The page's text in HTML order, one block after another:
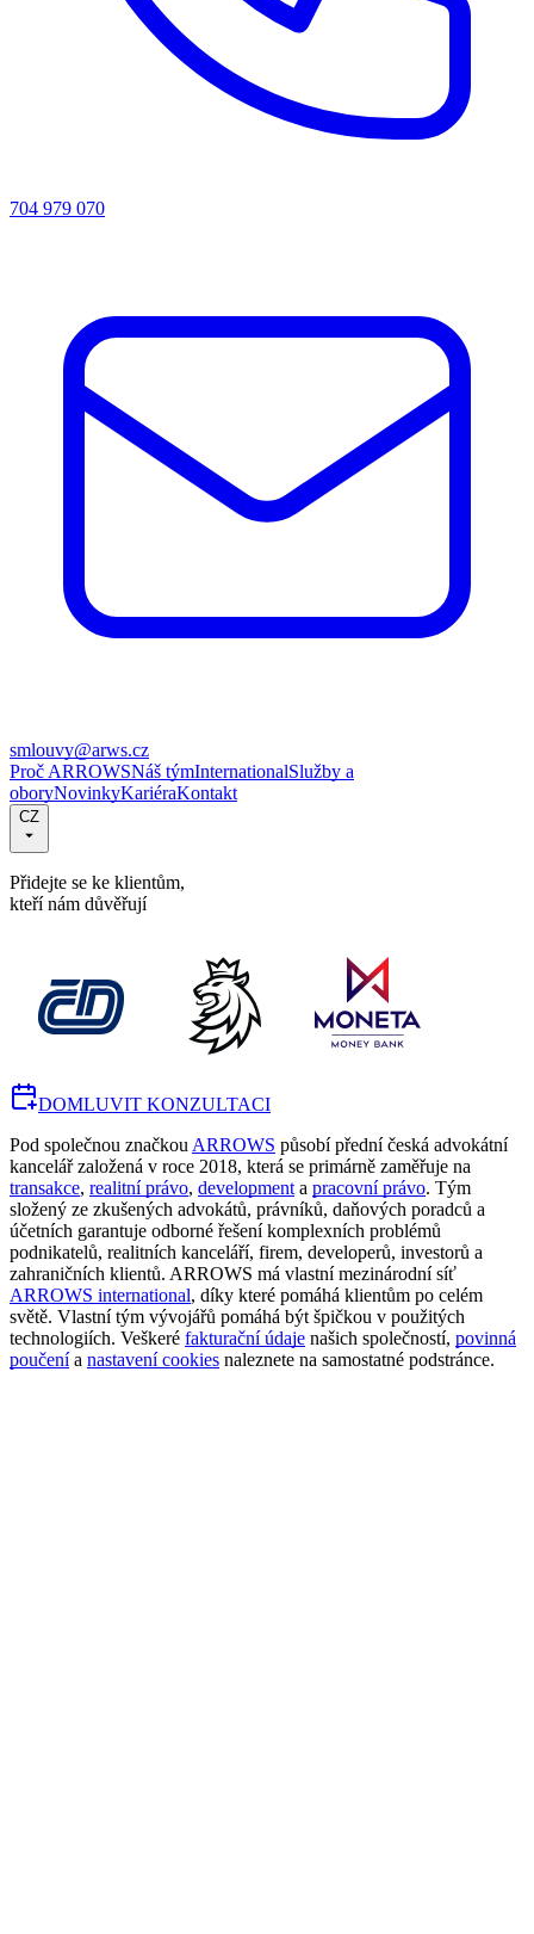
704 979 070
smlouvy@arws.cz
Proč ARROWSNáš týmInternationalSlužby a
oboryNovinkyKariéraKontakt
CZ
Přidejte se ke klientům,
kteří nám důvěřují
DOMLUVIT KONZULTACI
Pod společnou značkou ARROWS působí přední česká advokátní
kancelář založená v roce 2018, která se primárně zaměřuje na
transakce, realitní právo, development a pracovní právo. Tým
složený ze zkušených advokátů, právníků, daňových poradců a
účetních garantuje odborné řešení komplexních problémů
podnikatelů, realitních kanceláří, firem, developerů, investorů a
zahraničních klientů. ARROWS má vlastní mezinárodní síť
ARROWS international, díky které pomáhá klientům po celém
světě. Vlastní tým vývojářů pomáhá být špičkou v použitých
technologiích. Veškeré fakturační údaje našich společností, povinná
poučenía nastavení cookies naleznete na samostatné podstránce.